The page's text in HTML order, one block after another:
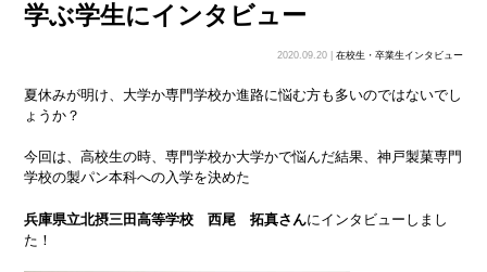
学ぶ学生にインタビュー
2020.09.20 | 在校生・卒業生インタビュー
夏休みが明け、大学か専門学校か進路に悩む方も多いのではないでし
ょうか？
今回は、高校生の時、専門学校か大学かで悩んだ結果、神戸製菓専門
学校の製パン本科への入学を決めた
兵庫県立北摂三田高等学校 西尾 拓真さんにインタビューしまし
た！